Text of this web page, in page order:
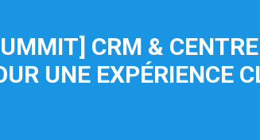
CRM &
UNE EXPÉRIENCE